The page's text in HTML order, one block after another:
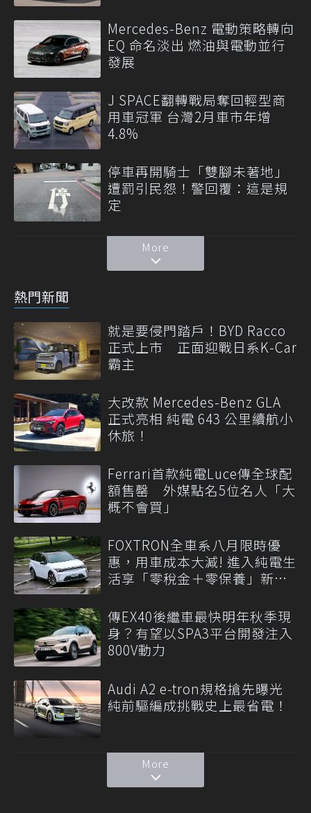
Mercedes-Benz 電動策略轉向
EQ 命名淡出 燃油與電動並行
發展
J SPACE翻轉戰局奪回輕型商
用車冠軍 台灣2月車市年增
4.8%
停車再開騎士「雙腳未著地」
遭罰引民怨！警回覆：這是規
定
More
熱門新聞
就是要侵門踏戶！BYD Racco
正式上市 正面迎戰日系K-Car
霸主
大改款 Mercedes-Benz GLA
正式亮相 純電 643 公里續航小
休旅！
Ferrari首款純電Luce傳全球配
額售罄 外媒點名5位名人「大
概不會買」
FOXTRON全車系八月限時優
惠，用車成本大減! 進入純電生
活享「零稅金＋零保養」新時
傳EX40後繼車最快明年秋季現
身？有望以SPA3平台開發注入
800V動力
Audi A2 e-tron規格搶先曝光
純前驅編成挑戰史上最省電！
More